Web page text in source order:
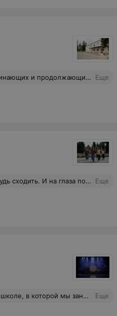
56 Справки по тел. +37529152-22-15 (тренер) Предварительная запись в группы ОБЯЗАТЕЛЬНА!!! Еще
приходит со временем благодаря терпеливой работе замечательных педагогов! Я так рада, что смогла прикоснуться к этому танцевальному миру и окунуться в него! Спасибо студии Кредо за замечательный коллектив, за тёплую атмосферу и ту радость в виде вечеринок-протанцовок-занятий, которую вы приносите всем! Еще
не только свои профессиональные знания и умения, но и свою душу. Мы выросли в этой школе. Спасибо вам! Еще